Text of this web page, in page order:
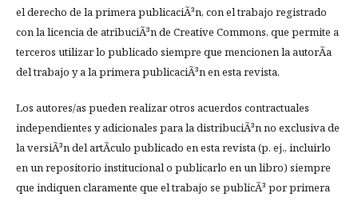
el derecho de la primera publicaciÃ³n, con el trabajo registrado
con la licencia de atribuciÃ³n de Creative Commons, que permite a
terceros utilizar lo publicado siempre que mencionen la autorÃ­a
del trabajo y a la primera publicaciÃ³n en esta revista.
Los autores/as pueden realizar otros acuerdos contractuales
independientes y adicionales para la distribuciÃ³n no exclusiva de
la versiÃ³n del artÃ­culo publicado en esta revista (p. ej., incluirlo
en un repositorio institucional o publicarlo en un libro) siempre
que indiquen claramente que el trabajo se publicÃ³ por primera